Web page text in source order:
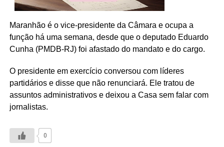
Maranhão é o vice-presidente da Câmara e ocupa a
função há uma semana, desde que o deputado Eduardo
Cunha (PMDB-RJ) foi afastado do mandato e do cargo.
O presidente em exercício conversou com líderes
partidários e disse que não renunciará. Ele tratou de
assuntos administrativos e deixou a Casa sem falar com
jornalistas.
0